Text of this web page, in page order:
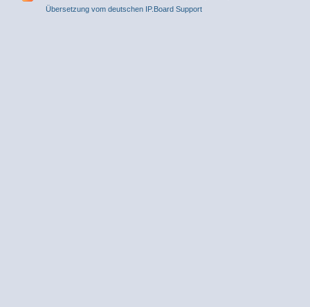
Übersetzung vom deutschen IP.Board Support